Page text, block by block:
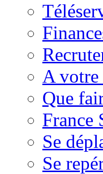
A
Que
France
Se
Se